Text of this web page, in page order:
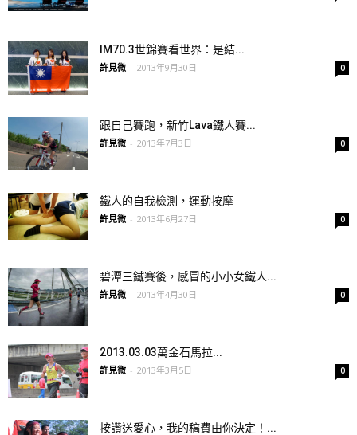
IM70.3世錦賽看世界：是結...
許見微 - 2013年9月30日 0
跟自己賽跑，新竹Lava鐵人賽...
許見微 - 2013年7月3日 0
鐵人的自我檢測，運動按摩
許見微 - 2013年6月27日 0
碧潭三鐵賽後，感冒的小小女鐵人...
許見微 - 2013年4月30日 0
2013.03.03萬金石馬拉...
許見微 - 2013年3月5日 0
按讚送愛心，我的稿費由你決定！...